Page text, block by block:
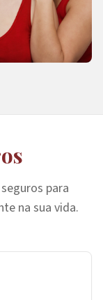
para
na sua vida.